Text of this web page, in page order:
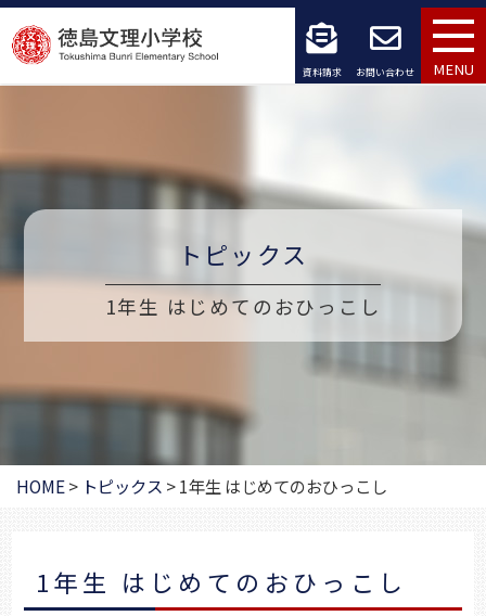
コ
ン
ス
プ
資料請求 お問い合わせ MENU
トピックス
1年生 はじめてのおひっこし
HOME> トピックス >1年生 はじめてのおひっこし
1年生 はじめてのおひっこし